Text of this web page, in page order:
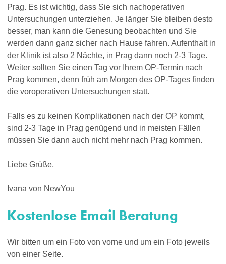
Prag. Es ist wichtig, dass Sie sich nachoperativen
Untersuchungen unterziehen. Je länger Sie bleiben desto
besser, man kann die Genesung beobachten und Sie
werden dann ganz sicher nach Hause fahren. Aufenthalt in
der Klinik ist also 2 Nächte, in Prag dann noch 2-3 Tage.
Weiter sollten Sie einen Tag vor Ihrem OP-Termin nach
Prag kommen, denn früh am Morgen des OP-Tages finden
die voroperativen Untersuchungen statt.
Falls es zu keinen Komplikationen nach der OP kommt,
sind 2-3 Tage in Prag genügend und in meisten Fällen
müssen Sie dann auch nicht mehr nach Prag kommen.
Liebe Grüße,
Ivana von NewYou
Kostenlose Email Beratung
Wir bitten um ein Foto von vorne und um ein Foto jeweils
von einer Seite.